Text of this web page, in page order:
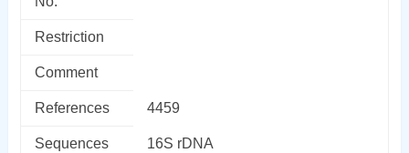
Restriction
Comment
References 4459
Sequences 16S rDNA